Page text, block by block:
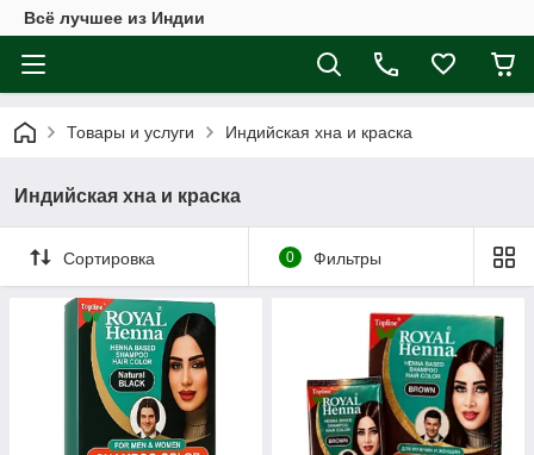
Всё лучшее из Индии
Товары и услуги Индийская хна и краска
Индийская хна и краска
Сортировка 0 Фильтры